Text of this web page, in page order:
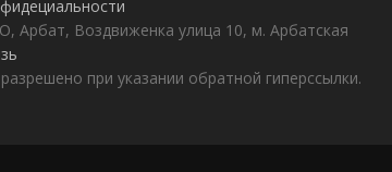
Арбат, Воздвиженка улица 10, м. Арбатская
при указании обратной гиперссылки.